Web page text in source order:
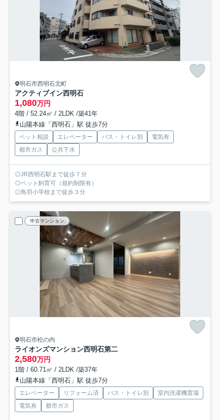
明石市西明石北町
アクティブイン西明石
1,080万円
4階 / 52.24㎡ / 2LDK /築41年
山陽本線「西明石」駅 徒歩7分
ペット相談 エレベーター バス・トイレ別
電気有
都市ガス
公共下水
◎JR西明石駅まで徒歩７分
◎ペット飼育可（規約制限有）
◎鳥羽小学校まで徒歩３分
中古マンション
明石市松の内
ライオンズマンション西明石第二
2,580万円
1階 / 60.71㎡ / 2LDK /築37年
山陽本線「西明石」駅 徒歩7分
エレベーター リフォーム済 バス・トイレ別
室内洗濯機置場
電気有
都市ガス